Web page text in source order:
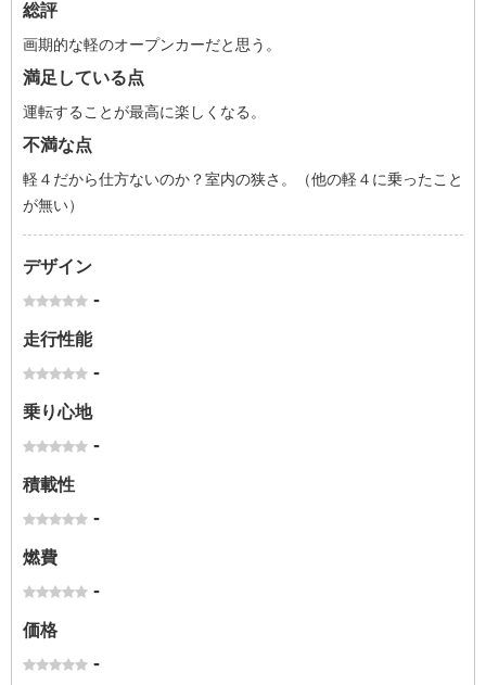
総評
画期的な軽のオープンカーだと思う。
満足している点
運転することが最高に楽しくなる。
不満な点
軽４だから仕方ないのか？室内の狭さ。（他の軽４に乗ったこと
が無い）
デザイン
-
走行性能
-
乗り心地
-
積載性
-
燃費
-
価格
-